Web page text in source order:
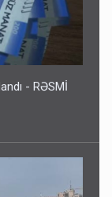
- RƏSMİ